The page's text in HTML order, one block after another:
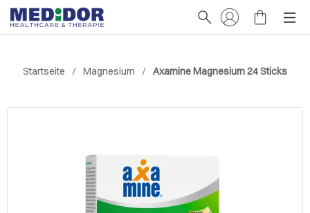
Startseite Magnesium Axamine Magnesium 24 Sticks